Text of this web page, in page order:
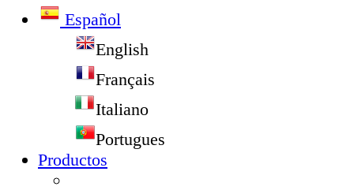
Español
English
Français
Italiano
Portugues
Productos